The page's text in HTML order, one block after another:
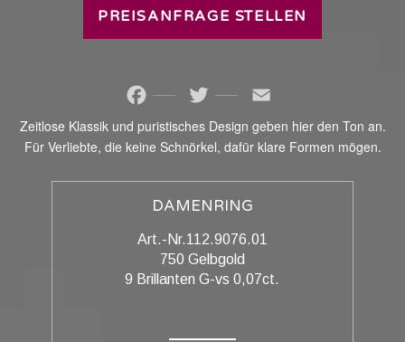
PREISANFRAGE STELLEN
Facebook Twitter
Zeitlose Klassik und puristisches Design geben hier den Ton an.
Für Verliebte, die keine Schnörkel, dafür klare Formen mögen.
DAMENRING
Art.-Nr.112.9076.01
750 Gelbgold
9 Brillanten G-vs 0,07ct.